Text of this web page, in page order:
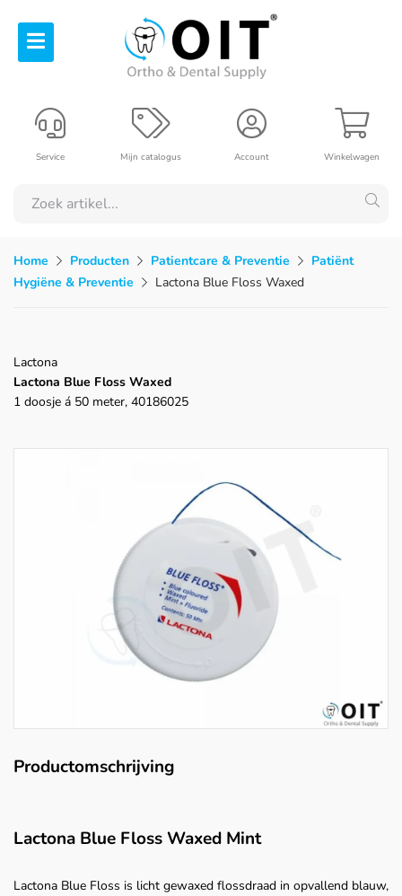
Winkelwagen
Account
Mijn catalogus
Service
Home Producten Patientcare & Preventie
Patiënt
Hygiëne & Preventie
Lactona Blue Floss Waxed
Lactona
Lactona Blue Floss Waxed
1 doosje á 50 meter, 40186025
Productomschrijving
Lactona Blue Floss Waxed Mint
Lactona Blue Floss is licht gewaxed flossdraad in opvallend blauw,